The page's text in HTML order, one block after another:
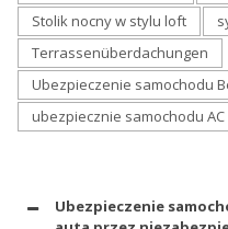
Stolik nocny w stylu loft
Terrassenüberdachungen
Ubezpieczenie samochodu
ubezpiecznie samochodu AC
Ubezpieczenie